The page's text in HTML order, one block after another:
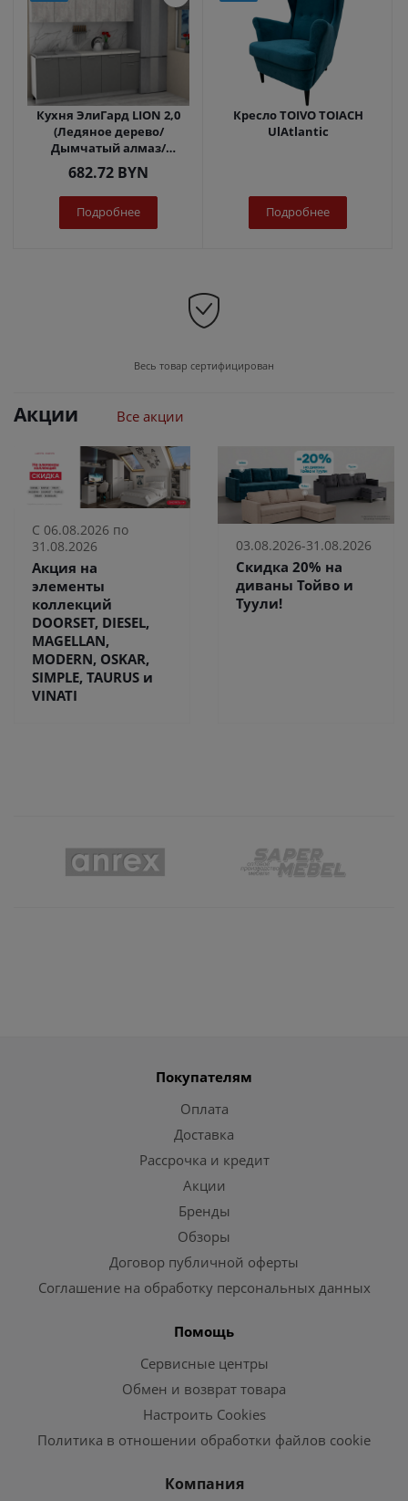
Кухня ЭлиГард LION 2,0
(Ледяное дерево/
Дымчатый алмаз/
Королевский опал)
682.72 BYN
Подробнее
Кресло TOIVO TOIACH
UlAtlantic
Подробнее
Весь товар сертифицирован
Акции Все акции
С 06.08.2026 по
31.08.2026
Акция на
элементы
коллекций
DOORSET, DIESEL,
MAGELLAN,
MODERN, OSKAR,
SIMPLE, TAURUS и
VINATI
03.08.2026-31.08.2026
Скидка 20% на
диваны Тойво и
Туули!
Покупателям
Оплата
Доставка
Рассрочка и кредит
Акции
Бренды
Обзоры
Договор публичной оферты
Соглашение на обработку персональных данных
Помощь
Сервисные центры
Обмен и возврат товара
Настроить Cookies
Политика в отношении обработки файлов cookie
Компания